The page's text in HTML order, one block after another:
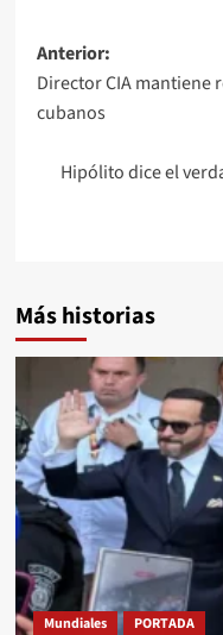
Anterior:
Director CIA mantiene
cubanos
Hipólito dice el
Más historias
Mundiales PORTADA